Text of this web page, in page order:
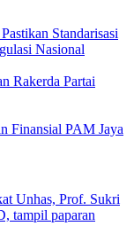
Standarisasi
Nasional
Rakerda Partai
Finansial PAM Jaya